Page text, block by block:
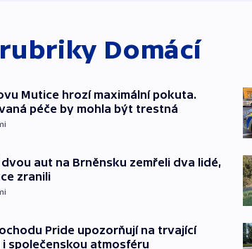
Domácí
Mutice hrozí maximální pokuta.
péče by mohla být trestná
aut na Brněnsku zemřeli dva lidé,
zranili
Pride upozorňují na trvající
společenskou atmosféru